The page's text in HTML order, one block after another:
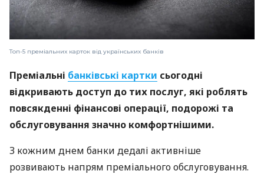
Топ-5 преміальних карток від українських банків
Преміальні банківські картки сьогодні
відкривають доступ до тих послуг, які роблять
повсякденні фінансові операції, подорожі та
обслуговування значно комфортнішими.
З кожним днем банки дедалі активніше
розвивають напрям преміального обслуговування.